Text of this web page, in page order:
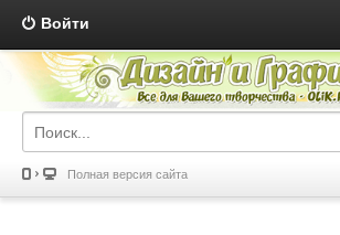
Войти
Полная версия сайта